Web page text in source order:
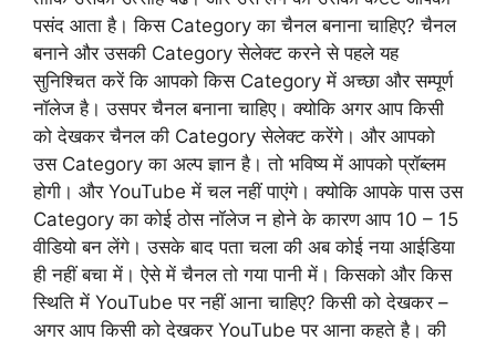
पसंद आता है। किस Category का चैनल बनाना चाहिए? चैनल
बनाने और उसकी Category सेलेक्ट करने से पहले यह
सुनिश्चित करें कि आपको किस Category में अच्छा और सम्पूर्ण
नॉलेज है। उसपर चैनल बनाना चाहिए। क्योकि अगर आप किसी
को देखकर चैनल की Category सेलेक्ट करेंगे। और आपको
उस Category का अल्प ज्ञान है। तो भविष्य में आपको प्रॉब्लम
होगी। और YouTube में चल नहीं पाएंगे। क्योकि आपके पास उस
Category का कोई ठोस नॉलेज न होने के कारण आप 10 – 15
वीडियो बन लेंगे। उसके बाद पता चला की अब कोई नया आईडिया
ही नहीं बचा में। ऐसे में चैनल तो गया पानी में। किसको और किस
स्थिति में YouTube पर नहीं आना चाहिए? किसी को देखकर –
अगर आप किसी को देखकर YouTube पर आना कहते है। की